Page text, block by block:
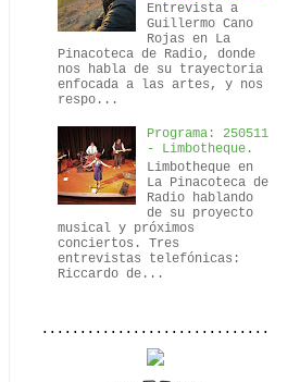
Entrevista a
Guillermo Cano
Rojas en La
Pinacoteca de Radio, donde
nos habla de su trayectoria
enfocada a las artes, y nos
respo...
Programa: 250511
- Limbotheque.
Limbotheque en
La Pinacoteca de
Radio hablando
de su proyecto
musical y próximos
conciertos. Tres
entrevistas telefónicas:
Riccardo de...
..............................